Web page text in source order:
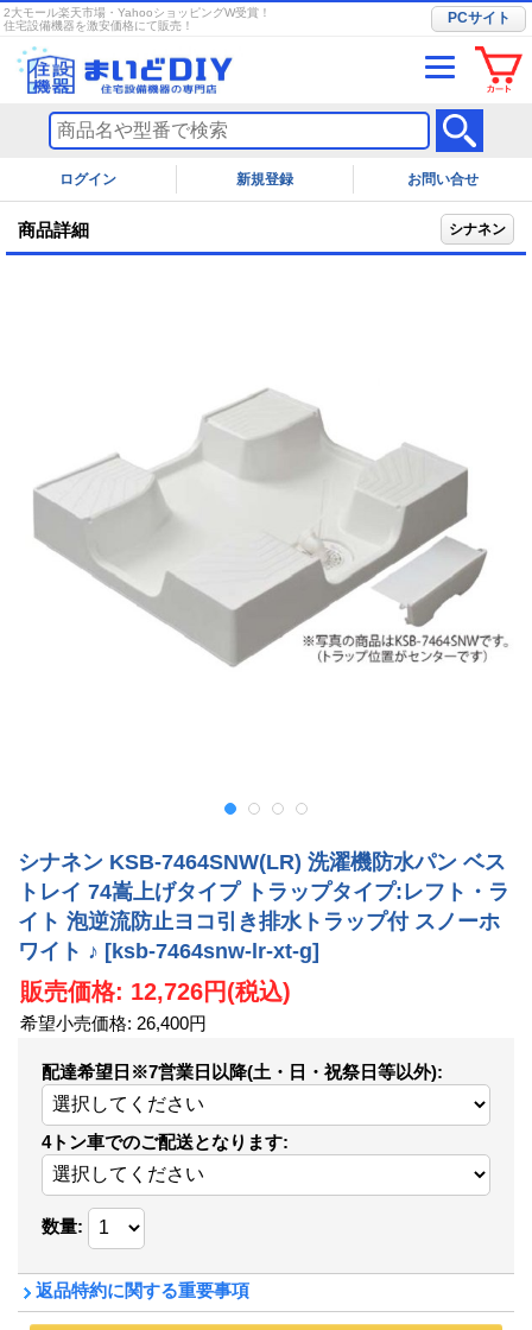
2大モール楽天市場・YahooショッピングW受賞！
住宅設備機器を激安価格にて販売！
PCサイト
ログイン お問い合せ
商品詳細 シナネン
シナネン KSB-7464SNW(LR) 洗濯機防水パン ベス
トレイ 74嵩上げタイプ トラップタイプ:レフト・ラ
イト 泡逆流防止ヨコ引き排水トラップ付 スノーホ
ワイト ♪ [ksb-7464snw-lr-xt-g]
販売価格: 12,726円(税込)
希望小売価格: 26,400円
配達希望日※7営業日以降(土・日・祝祭日等以外):
4トン車でのご配送となります:
数量:
返品特約に関する重要事項